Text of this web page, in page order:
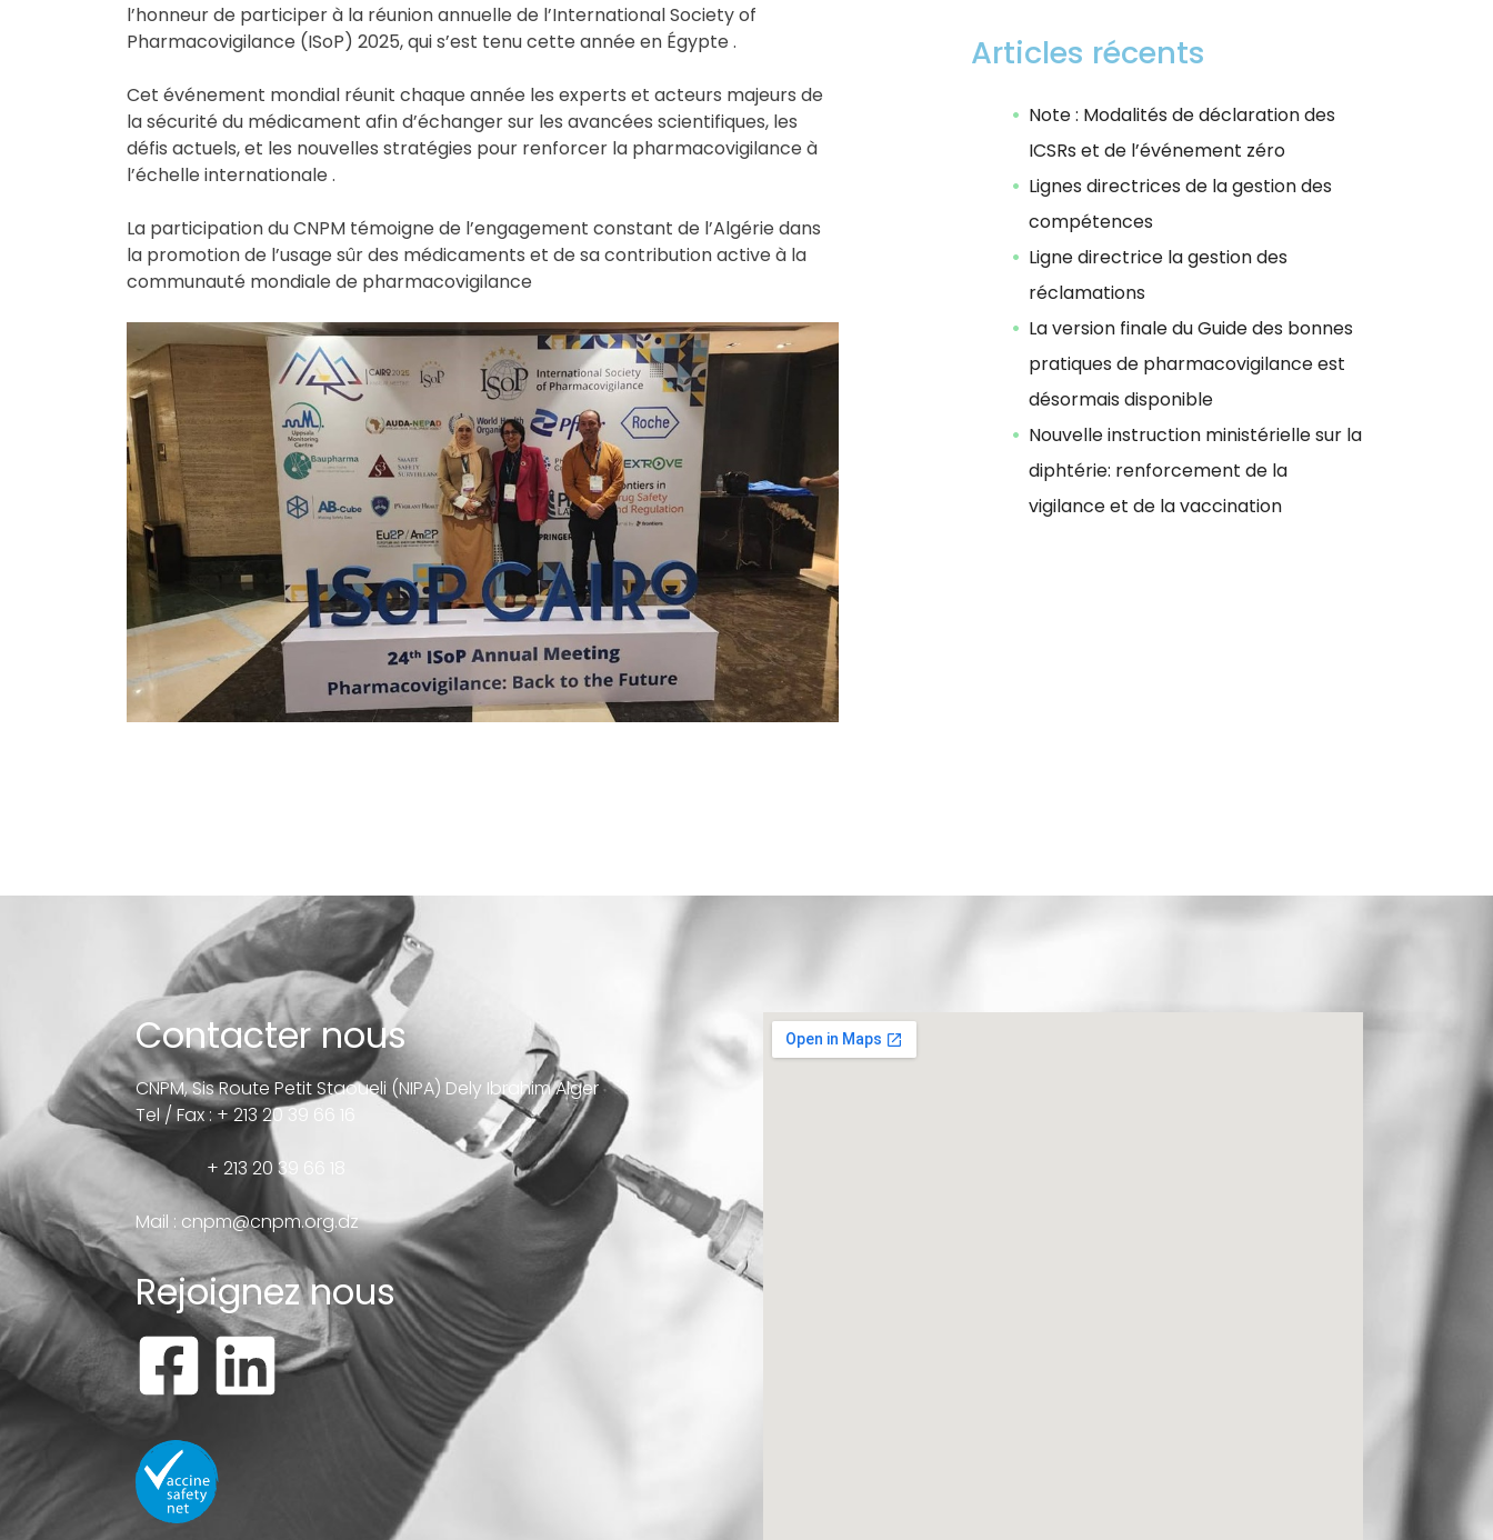
l’honneur de participer à la réunion annuelle de l’International Society of
Pharmacovigilance (ISoP) 2025, qui s’est tenu cette année en Égypte .
Cet événement mondial réunit chaque année les experts et acteurs majeurs de
la sécurité du médicament afin d’échanger sur les avancées scientifiques, les
défis actuels, et les nouvelles stratégies pour renforcer la pharmacovigilance à
l’échelle internationale .
La participation du CNPM témoigne de l’engagement constant de l’Algérie dans
la promotion de l’usage sûr des médicaments et de sa contribution active à la
communauté mondiale de pharmacovigilance
Articles récents
Note : Modalités de déclaration des
ICSRs et de l’événement zéro
Lignes directrices de la gestion des
compétences
Ligne directrice la gestion des
réclamations
La version finale du Guide des bonnes
pratiques de pharmacovigilance est
désormais disponible
Nouvelle instruction ministérielle sur la
diphtérie: renforcement de la
vigilance et de la vaccination
Contacter nous
CNPM, Sis Route Petit Staoueli (NIPA) Dely Ibrahim Alger
Tel / Fax : + 213 20 39 66 16
+ 213 20 39 66 18
Mail : cnpm@cnpm.org.dz
Rejoignez nous